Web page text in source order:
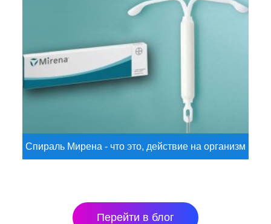
Спираль Мирена - что это, действие на организм
Перейти в блог